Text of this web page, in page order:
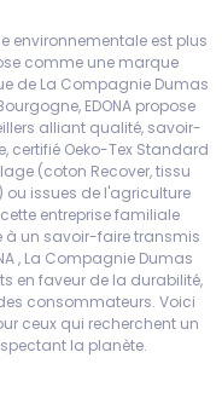
environnementale est plus
comme une marque
de La Compagnie Dumas
EDONA propose
alliant qualité, savoir-
Oeko-Tex Standard
(coton Recover, tissu
ou issues de l'agriculture
cette entreprise familiale
à un savoir-faire transmis
, La Compagnie Dumas
en faveur de la durabilité,
consommateurs. Voici
ceux qui recherchent un
la planète.